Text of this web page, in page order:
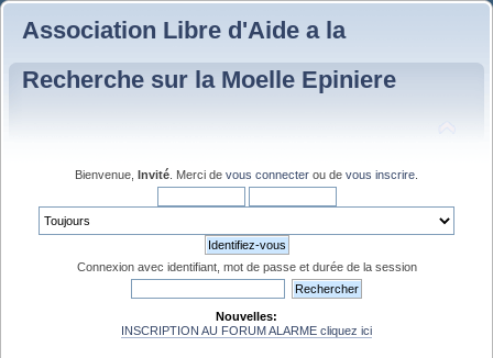
Association Libre d'Aide a la
Recherche sur la Moelle Epiniere
Bienvenue, Invité . Merci de vous connecter ou de vous inscrire
Connexion avec identifiant, mot de passe et durée de la session
Nouvelles:
INSCRIPTION AU FORUM ALARME cliquez ici